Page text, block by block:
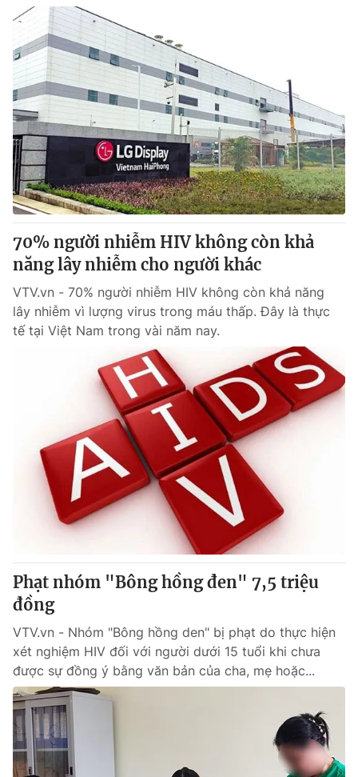
70% người nhiễm HIV không còn khả
năng lây nhiễm cho người khác
VTV.vn - 70% người nhiễm HIV không còn khả năng
lây nhiễm vì lượng virus trong máu thấp. Đây là thực
tế tại Việt Nam trong vài năm nay.
Phạt nhóm "Bông hồng đen" 7,5 triệu
đồng
VTV.vn - Nhóm "Bông hồng den" bị phạt do thực hiện
xét nghiệm HIV đối với người dưới 15 tuổi khi chưa
được sự đồng ý bằng văn bản của cha, mẹ hoặc...